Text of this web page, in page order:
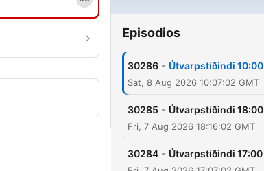
Episodios
30286 - Útvarpstíðindi 10:00
Sat, 8 Aug 2026 10:07:02 GMT
30285 - Útvarpstíðindi 18:00
Fri, 7 Aug 2026 18:16:02 GMT
30284 - Útvarpstíðindi 17:00